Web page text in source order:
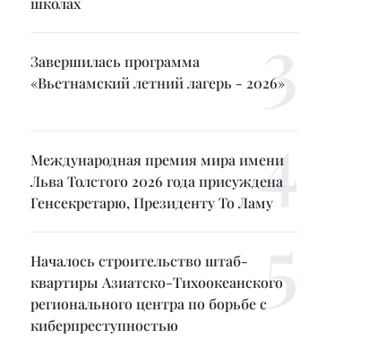
Завершилась программа
«Вьетнамский летний лагерь - 2026»
Международная премия мира имени
Льва Толстого 2026 года присуждена
Генсекретарю, Президенту То Ламу
Началось строительство штаб-
квартиры Азиатско-Тихоокеанского
регионального центра по борьбе с
киберпреступностью